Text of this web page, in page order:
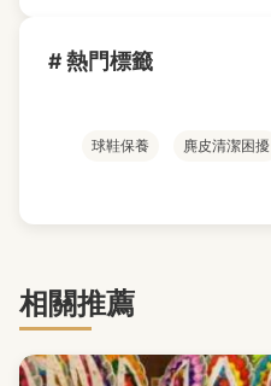
# 熱門標籤
球鞋保養 麂皮清潔困擾
相關推薦